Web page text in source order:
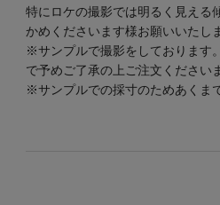
特にロケの撮影では明るく見える
かめくださいます様お願いいたし
※サンプルで撮影をしております
で予めご了承の上ご注文ください
※サンプルでの採寸のためあくま